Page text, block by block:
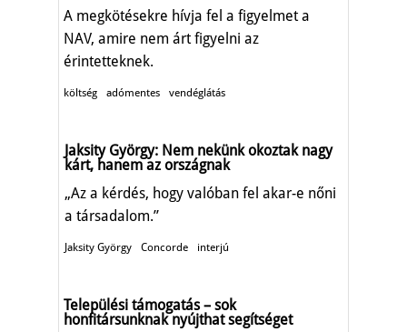
A megkötésekre hívja fel a figyelmet a
NAV, amire nem árt figyelni az
érintetteknek.
költség adómentes vendéglátás
Jaksity György: Nem nekünk okoztak nagy
kárt, hanem az országnak
„Az a kérdés, hogy valóban fel akar-e nőni
a társadalom.”
Jaksity György Concorde interjú
Települési támogatás – sok
honfitársunknak nyújthat segítséget